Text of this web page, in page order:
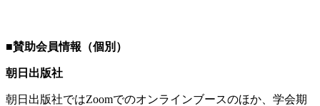
■賛助会員情報（個別）
朝日出版社
朝日出版社ではZoomでのオンラインブースのほか、学会期